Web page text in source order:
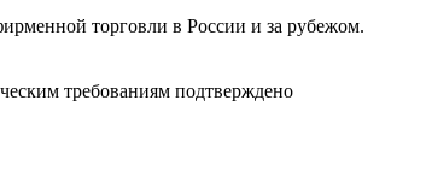
торговли в России и за рубежом.
требованиям подтверждено